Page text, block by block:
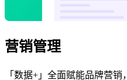
营销管理
「数据+」全面赋能品牌营